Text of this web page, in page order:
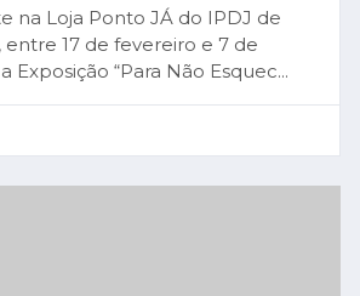
na Loja Ponto JÁ do IPDJ de
entre 17 de fevereiro e 7 de
Exposição “Para Não Esquec...